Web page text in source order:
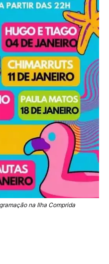
na Ilha Comprida